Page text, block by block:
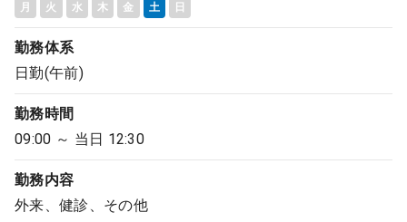
月 火 水 木 金 土 日
勤務体系
日勤(午前)
勤務時間
09:00 ～ 当日 12:30
勤務内容
外来、健診、その他